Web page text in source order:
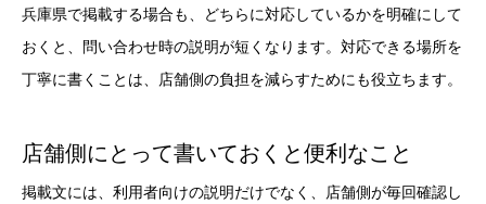
兵庫県で掲載する場合も、どちらに対応しているかを明確にして
おくと、問い合わせ時の説明が短くなります。対応できる場所を
丁寧に書くことは、店舗側の負担を減らすためにも役立ちます。
店舗側にとって書いておくと便利なこと
掲載文には、利用者向けの説明だけでなく、店舗側が毎回確認し